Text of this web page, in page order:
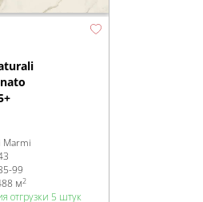
Marmi
-99
м2
отгрузки 5 штук